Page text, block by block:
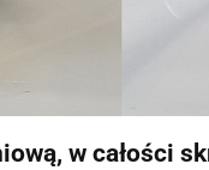
w całości